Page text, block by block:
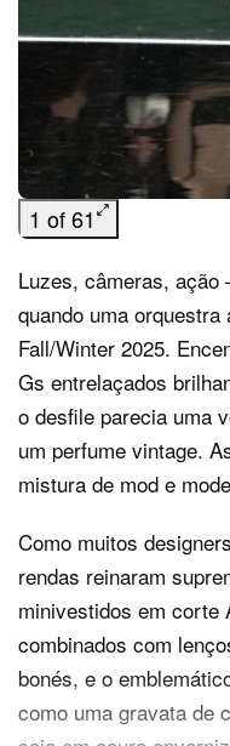
1 of 61
Luzes, câmeras,
quando uma
Fall/Winter 2025.
Gs entrelaçados
o desfile parecia uma
um perfume vintage.
mistura de mod e
Como muitos
rendas reinaram
minivestidos em corte
combinados com
bonés, e o
como uma gravata de